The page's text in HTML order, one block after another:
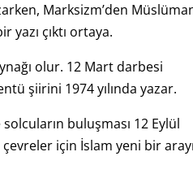
Marksizm’den
yazı çıktı ortaya.
olur. 12 Mart darbesi
şiirini 1974 yılında yazar.
buluşması 12 Eylül
için İslam yeni bir